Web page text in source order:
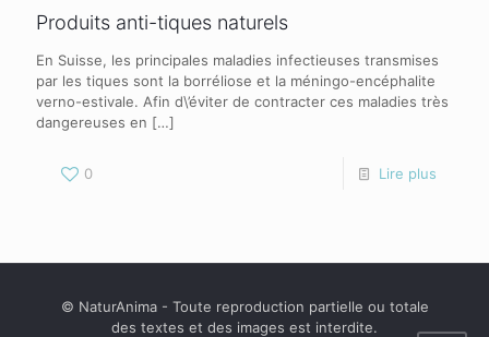
Produits anti-tiques naturels
En Suisse, les principales maladies infectieuses transmises
par les tiques sont la borréliose et la méningo-encéphalite
verno-estivale. Afin d\’éviter de contracter ces maladies très
dangereuses en […]
0 Lire plus
© NaturAnima - Toute reproduction partielle ou totale
des textes et des images est interdite.